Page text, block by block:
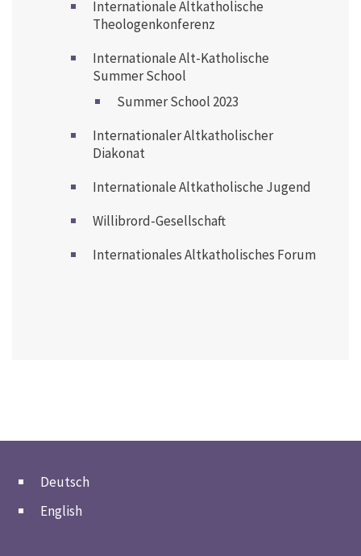
Internationale Altkatholische
Theologenkonferenz
Internationale Alt-Katholische
Summer School
Summer School 2023
Internationaler Altkatholischer
Diakonat
Internationale Altkatholische Jugend
Willibrord-Gesellschaft
Internationales Altkatholisches Forum
Deutsch
English